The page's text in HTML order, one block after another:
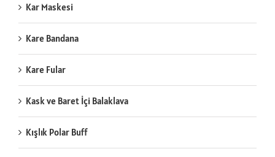
Kar Maskesi
Kare Bandana
Kare Fular
Kask ve Baret İçi Balaklava
Kışlık Polar Buff